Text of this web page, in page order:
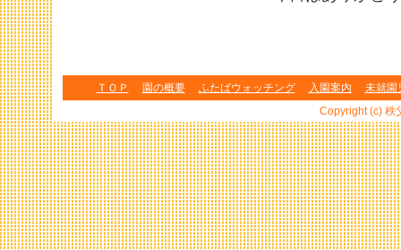
ＴＯＰ 園の概要 ふたばウォッチング 入園案内
未就園
Copyright (c) 秩